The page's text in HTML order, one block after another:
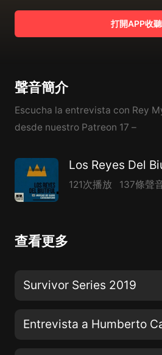
打開APP收聽
聲音簡介
Escucha la entrevista con Rey
desde nuestro Patreon 17 –
Los Reyes Del
121次播放 137條聲
查看更多
Survivor Series 2019
Entrevista a Humberto